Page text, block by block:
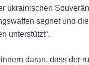
ukrainischen
segnet und
unterstützt“.
daran, dass der